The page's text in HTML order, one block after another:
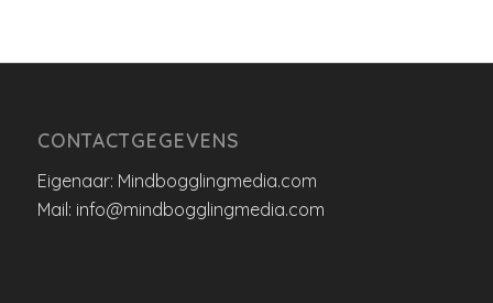
CONTACTGEGEVENS
Eigenaar: Mindbogglingmedia.com
Mail: info@mindbogglingmedia.com